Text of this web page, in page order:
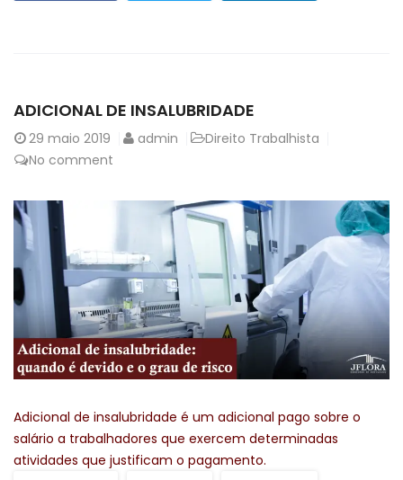
ADICIONAL DE INSALUBRIDADE
29 maio 2019 admin
Direito Trabalhista
No comment
Adicional de insalubridade é um adicional pago sobre o
salário a trabalhadores que exercem determinadas
atividades que justificam o pagamento.